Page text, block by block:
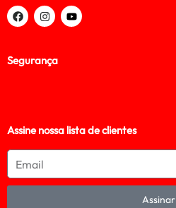
Segurança
Assine nossa lista de clientes
Assinar